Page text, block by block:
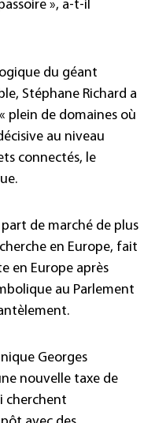
», a-t-il
du géant
Stéphane Richard a
plein de domaines où
au niveau
connectés, le
de marché de plus
en Europe, fait
en Europe après
au Parlement
Georges
nouvelle taxe de
cherchent